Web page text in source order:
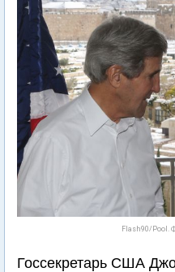
Flash90/Pool.
Госсекретарь США